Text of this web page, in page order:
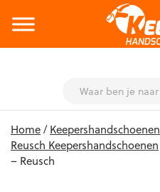
content
Home/Keepershandschoenen
Reusch Keepershandschoenen
– Reusch